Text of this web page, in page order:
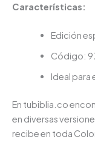
Características:
Edición
Código:
Ideal para
En tubiblia.co
en diversas
recibe en toda